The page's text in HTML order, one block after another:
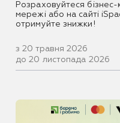
Розраховуйтеся
мережі або на сайті
отримуйте знижки!
з 20 травня 2026
до 20 листопада 2026